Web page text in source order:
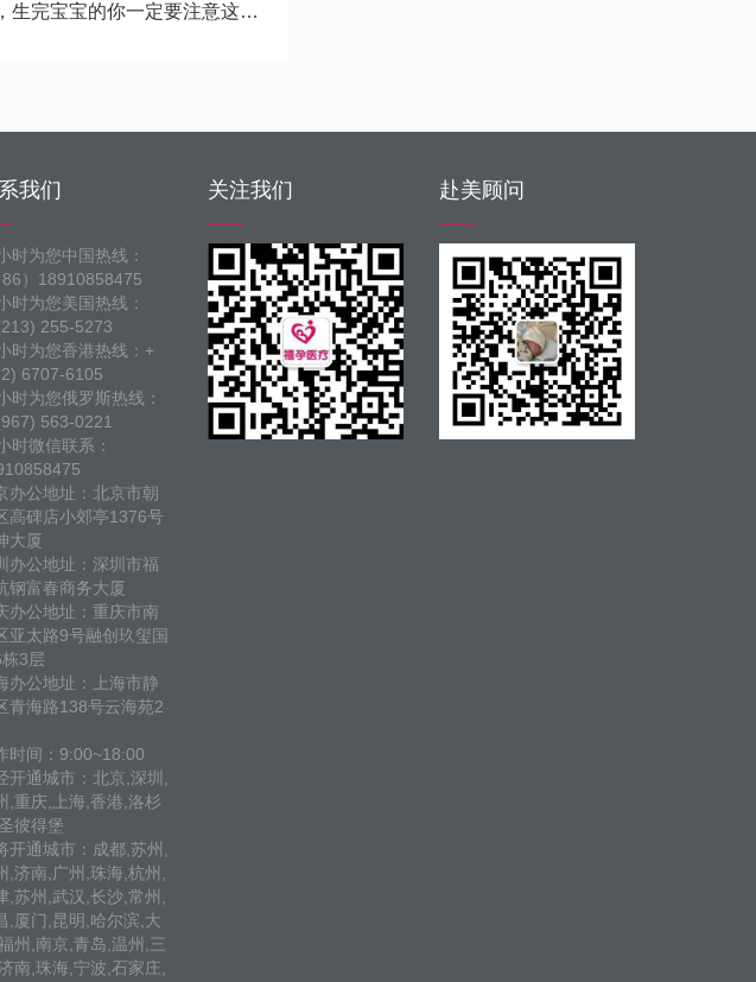
完宝宝的你一定要注意这3方面
我们
时为您中国热线：
86）18910858475
时为您美国热线：
255-5273
时为您香港热线：+
6707-6105
时为您俄罗斯热线：
563-0221
时微信联系：
办公地址：北京市朝
高碑店小郊亭1376号
大厦
办公地址：深圳市福
钢富春商务大厦
办公地址：重庆市南
亚太路9号融创玖玺国
栋3层
办公地址：上海市静
青海路138号云海苑2
时间：9:00~18:00
开通城市：北京,深圳,
,重庆,上海,香港,洛杉
彼得堡
开通城市：成都,苏州,
,济南,广州,珠海,杭州,
,苏州,武汉,长沙,常州,
,厦门,昆明,哈尔滨,大
州,南京,青岛,温州,三
南,珠海,宁波,石家庄,
关注我们 赴美顾问